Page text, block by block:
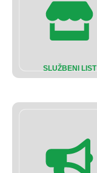
SLUŽBENI LIST